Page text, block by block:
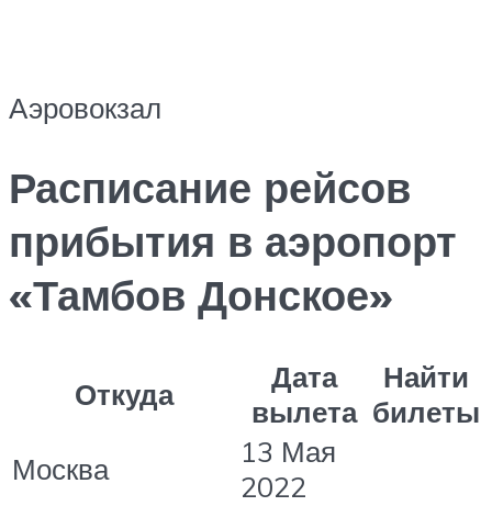
Аэровокзал
Расписание рейсов
прибытия в аэропорт
«Тамбов Донское»
Откуда
Дата
вылета
Найти
билеты
Москва
13 Мая
2022